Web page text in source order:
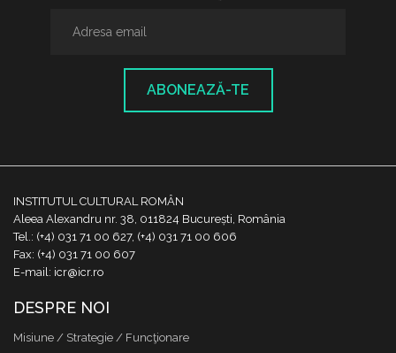
ABONEAZĂ-TE
INSTITUTUL CULTURAL ROMÂN
Aleea Alexandru nr. 38, 011824 București, România
Tel.: (+4) 031 71 00 627, (+4) 031 71 00 606
Fax: (+4) 031 71 00 607
E-mail: icr@icr.ro
DESPRE NOI
Misiune / Strategie / Funcţionare